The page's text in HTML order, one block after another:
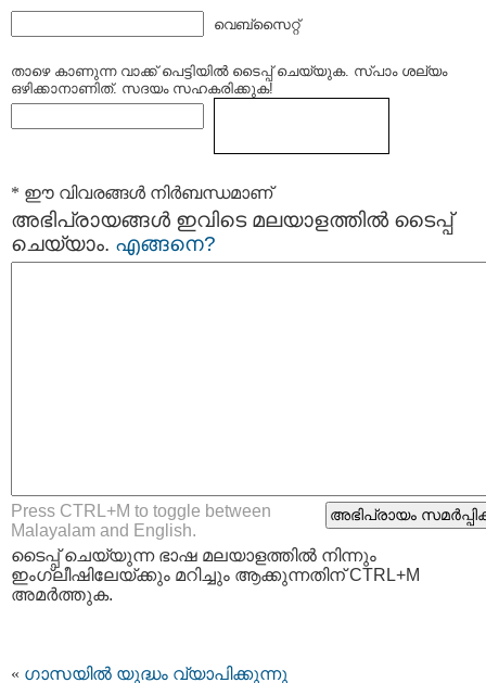
വെബ്സൈറ്റ്
താഴെ കാണുന്ന വാക്ക് പെട്ടിയില്‍ ടൈപ്പ്‌ ചെയ്യുക. സ്പാം ശല്യം
ഒഴിക്കാനാണിത്. സദയം സഹകരിക്കുക!
* ഈ വിവരങ്ങള്‍ നിര്‍ബന്ധമാണ്
അഭിപ്രായങ്ങള്‍ ഇവിടെ മലയാളത്തില്‍ ടൈപ്പ്
ചെയ്യാം. എങ്ങനെ?
Press CTRL+M to toggle between
Malayalam and English.
ടൈപ്പ്‌ ചെയ്യുന്ന ഭാഷ മലയാളത്തില്‍ നിന്നും
ഇംഗ്ലീഷിലേയ്ക്കും മറിച്ചും ആക്കുന്നതിന് CTRL+M
അമര്‍ത്തുക.
« ഗാസയിൽ യുദ്ധം വ്യാപിക്കുന്നു